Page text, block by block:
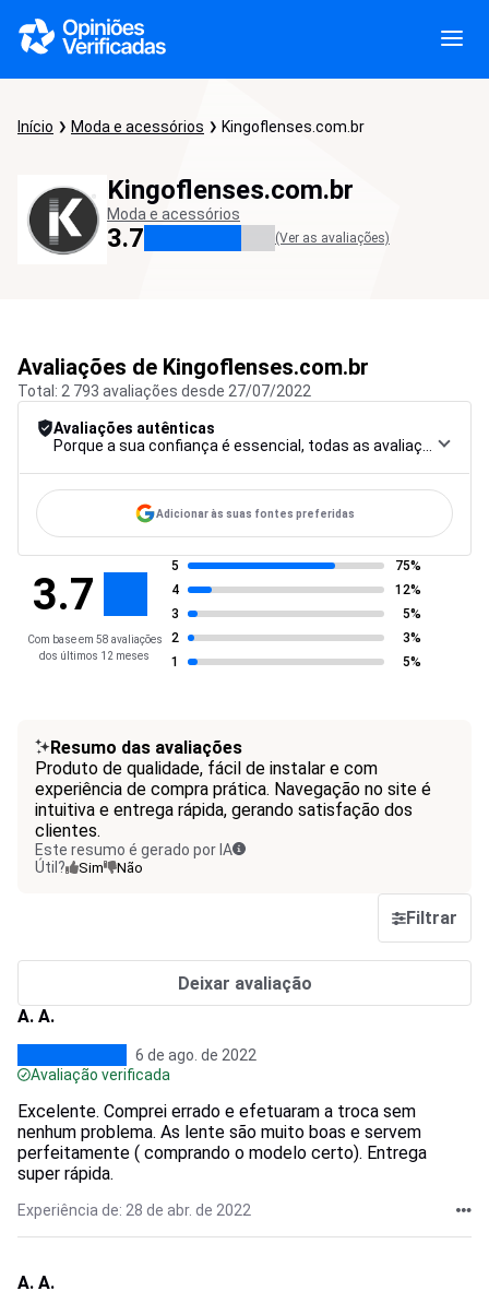
Início Moda e acessórios Kingoflenses.com.br
Kingoflenses.com.br
Moda e acessórios
3.7 (Ver as avaliações)
Avaliações de Kingoflenses.com.br
Total: 2 793 avaliações desde 27/07/2022
Avaliações autênticas
Adicionar às suas fontes preferidas
3.7
Com base em 58 avaliações
dos últimos 12 meses
5
75%
4
12%
3
5%
2
3%
1
5%
Resumo das avaliações
Produto de qualidade, fácil de instalar e com
experiência de compra prática. Navegação no site é
intuitiva e entrega rápida, gerando satisfação dos
clientes.
Este resumo é gerado por IA
Útil?
Sim Não
Filtrar
Deixar avaliação
A. A.
6 de ago. de 2022
Avaliação verificada
Excelente. Comprei errado e efetuaram a troca sem
nenhum problema. As lente são muito boas e servem
perfeitamente ( comprando o modelo certo). Entrega
super rápida.
Experiência de: 28 de abr. de 2022
A. A.